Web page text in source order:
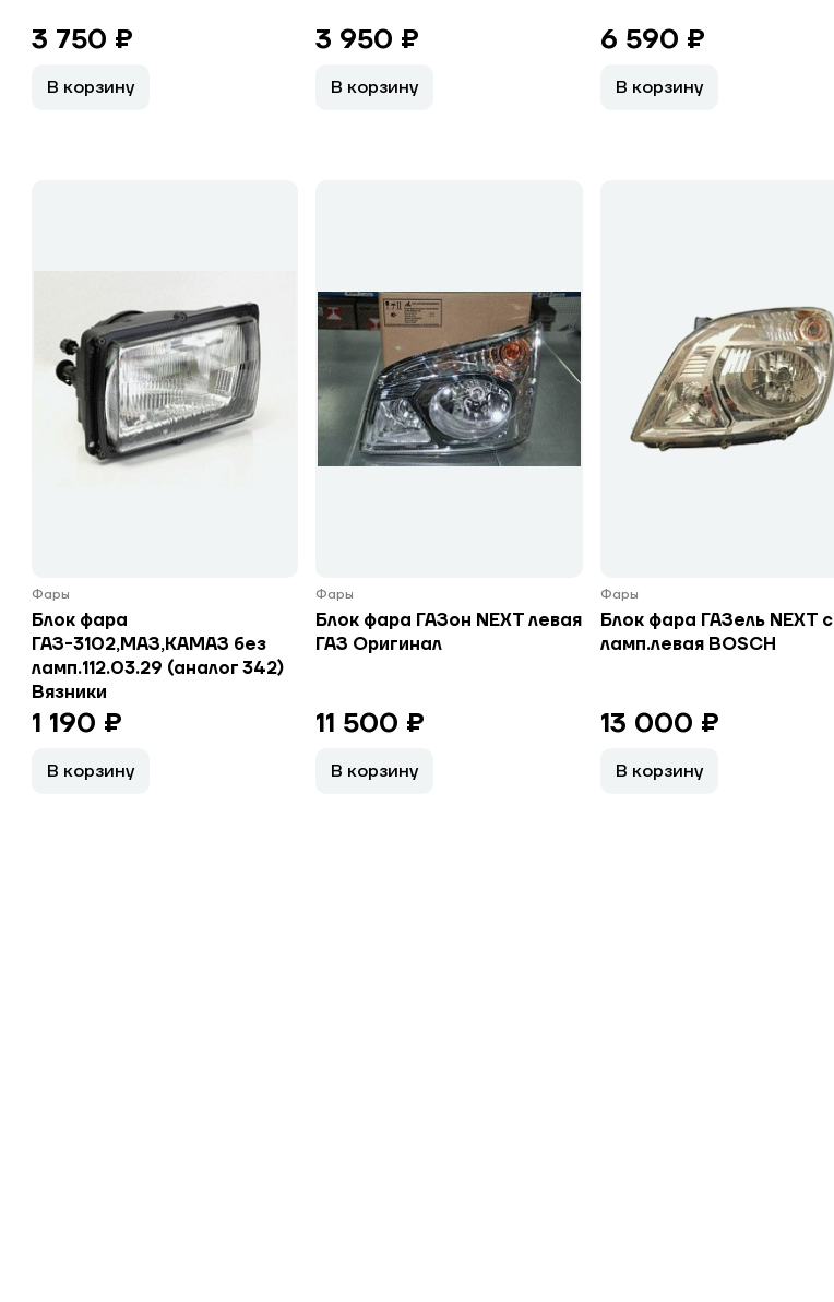
3 750 ₽
В корзину
3 950 ₽
В корзину
6 590 ₽
В корзину
Фары
Блок фара
ГАЗ-3102,МАЗ,КАМАЗ без
ламп.112.03.29 (аналог 342)
Вязники
1 190 ₽
В корзину
Фары
Блок фара ГАЗон NEXT левая
ГАЗ Оригинал
11 500 ₽
В корзину
Фары
Блок фара ГАЗель NEXT с
ламп.левая BOSCH
13 000 ₽
В корзину